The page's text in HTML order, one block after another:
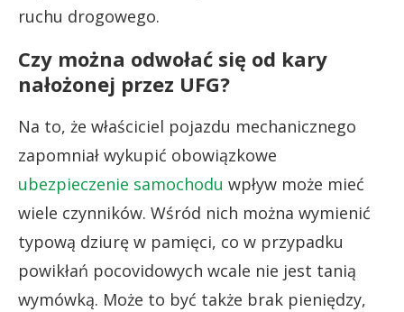
ruchu drogowego.
Czy można odwołać się od kary
nałożonej przez UFG?
Na to, że właściciel pojazdu mechanicznego
zapomniał wykupić obowiązkowe
ubezpieczenie samochodu wpływ może mieć
wiele czynników. Wśród nich można wymienić
typową dziurę w pamięci, co w przypadku
powikłań pocovidowych wcale nie jest tanią
wymówką. Może to być także brak pieniędzy,